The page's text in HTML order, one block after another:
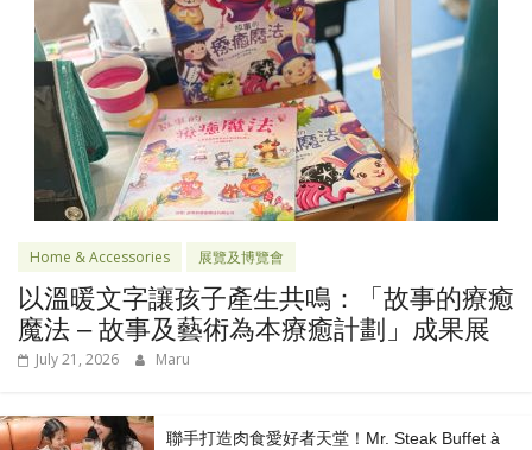
Home & Accessories 展覽及博覽會
以溫暖文字讓孩子產生共鳴：「故事的療癒
魔法 – 故事及藝術為本療癒計劃」成果展
July 21, 2026 Maru
聯手打造肉食愛好者天堂！Mr. Steak Buffet à